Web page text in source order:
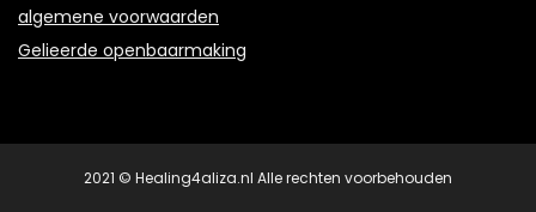
algemene voorwaarden
Gelieerde openbaarmaking
2021 © Healing4aliza.nl Alle rechten voorbehouden